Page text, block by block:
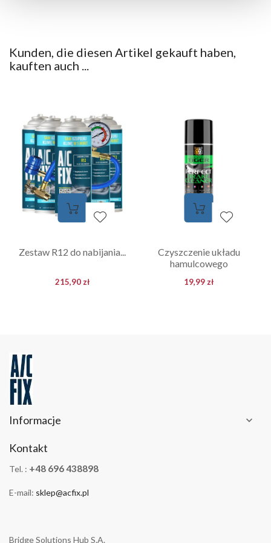
Kunden, die diesen Artikel gekauft haben,
kauften auch ...
Zestaw R12 do nabijania...
215,90 zł
Czyszczenie układu
hamulcowego
19,99 zł
Informacje 
Kontakt
Tel. : +48 696 438898
E-mail: sklep@acfix.pl
Bridge Solutions Hub S.A.